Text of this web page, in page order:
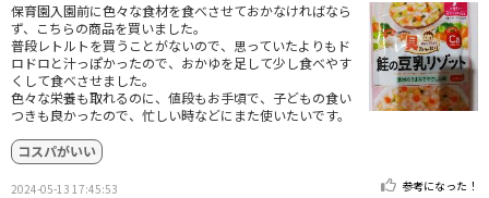
保育園入園前に色々な食材を食べさせておかなければなら
ず、こちらの商品を買いました。
普段レトルトを買うことがないので、思っていたよりもド
ロドロと汁っぽかったので、おかゆを足して少し食べやす
くして食べさせました。
色々な栄養も取れるのに、値段もお手頃で、子どもの食い
つきも良かったので、忙しい時などにまた使いたいです。
コスパがいい
2024-05-13 17:45:53 参考になった！